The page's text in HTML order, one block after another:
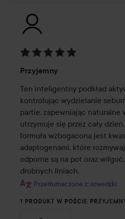
5
z
5
Przyjemny
Ten inteligentny podkład
kontrolując wydzielanie
partie, zapewniając naturalne
utrzymuje się przez cały
formuła wzbogacona jest
adaptogenami, które
odporne są na pot oraz
drobnych liniach.
Przetłumaczone z: szwedzki
1 PRODUKT W POŚCIE